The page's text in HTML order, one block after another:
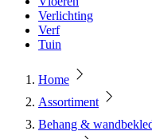
Verlichting
Verf
Tuin
Home
Assortiment
Behang &